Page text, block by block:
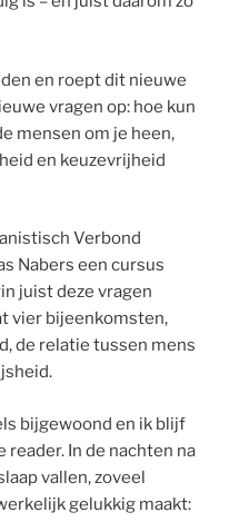
en roept dit nieuwe
vragen op: hoe kun
mensen om je heen,
en keuzevrijheid
Verbond
Nabers een cursus
juist deze vragen
vier bijeenkomsten,
de relatie tussen mens
bijgewoond en ik blijf
In de nachten na
vallen, zoveel
gelukkig maakt: